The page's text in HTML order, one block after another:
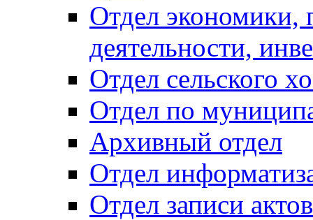
Отдел экономики,
деятельности,
Отдел сельского
Отдел по
Архивный отдел
Отдел
Отдел записи